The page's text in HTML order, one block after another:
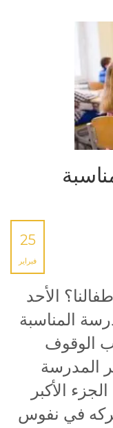
25
فبراير
الأحد
المدرسة المناسبة
الوقوف
المدرسة
الأكبر
في نفوس